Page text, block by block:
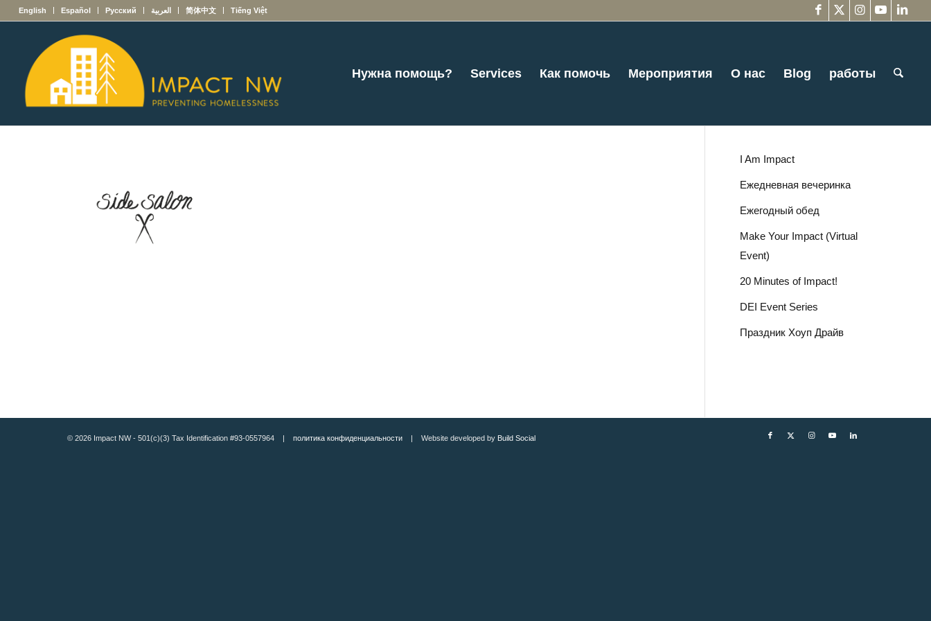
English Español Русский العربية 简体中文 Tiếng Việt
Нужна помощь? Services Как помочь Мероприятия О нас Blog работы
I Am Impact
Ежедневная вечеринка
Ежегодный обед
Make Your Impact (Virtual
Event)
20 Minutes of Impact!
DEI Event Series
Праздник Хоуп Драйв
© 2026 Impact NW - 501(c)(3) Tax Identification #93-0557964 |политика конфиденциальности | Website developed by Build Social